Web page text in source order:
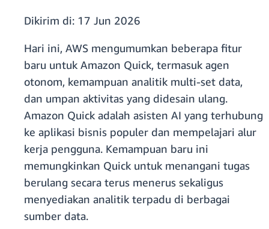
Dikirim di: 17 Jun 2026
Hari ini, AWS mengumumkan beberapa fitur
baru untuk Amazon Quick, termasuk agen
otonom, kemampuan analitik multi-set data,
dan umpan aktivitas yang didesain ulang.
Amazon Quick adalah asisten AI yang terhubung
ke aplikasi bisnis populer dan mempelajari alur
kerja pengguna. Kemampuan baru ini
memungkinkan Quick untuk menangani tugas
berulang secara terus menerus sekaligus
menyediakan analitik terpadu di berbagai
sumber data.